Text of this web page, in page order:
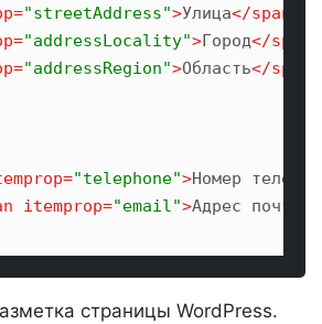
="streetAddress">Улица</span
="addressLocality">Город</span
="addressRegion">Область</span
="telephone">Номер
itemprop="email">Адрес почты
страницы WordPress.